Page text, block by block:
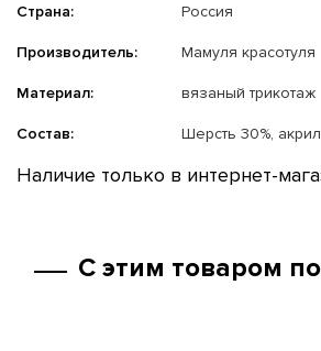
Страна: Россия
Производитель: Мамуля красотуля
Материал: вязаный трикотаж
Состав: Шерсть 30%,
Наличие только в интернет-
С этим товаром